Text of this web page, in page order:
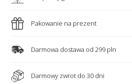
Pakowanie na prezent
Darmowa dostawa od 299 pln
Darmowy zwrot do 30 dni